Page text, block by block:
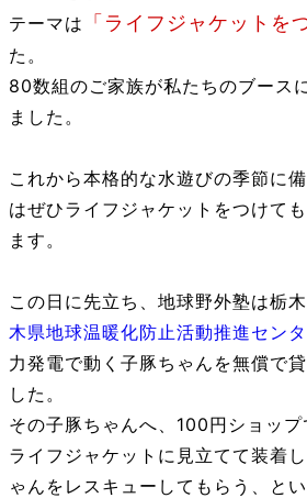
テーマは 「ライフジャケットを
た。
80数組のご家族が私たちのブース
ました。
これから本格的な水遊びの季節に
はぜひライフジャケットをつけて
ます。
この日に先立ち、地球野外塾は栃
木県地球温暖化防止活動推進セン
力発電で動く子豚ちゃんを無償で
した。
その子豚ちゃんへ、100円ショッ
ライフジャケットに見立てて装着
ゃんをレスキューしてもらう、と